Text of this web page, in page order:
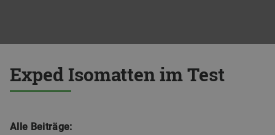
Exped Isomatten im Test
Alle Beiträge: